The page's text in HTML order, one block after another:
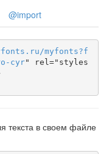
@import
. ru /myfonts?f
cyr" rel="styles
текста в своем файле